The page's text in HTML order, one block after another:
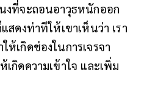
งที่จะถอนอาวุธหนักออก
สดงท่าทีให้เขาเห็นว่า เรา
เกิดช่องในการเจรจา
กิดความเข้าใจ และเพิ่ม